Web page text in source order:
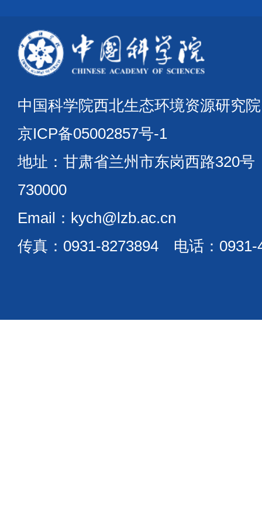
中国科学院西北生态环境资源研
京ICP备05002857号-1
地址：甘肃省兰州市东岗西路
730000
Email：kych@lzb.ac.cn
传真：0931-8273894 电话：0931-